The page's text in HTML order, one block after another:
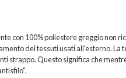
con 100% poliestere greggio non
dei tessuti usati all'esterno. La
strappo. Questo significa che